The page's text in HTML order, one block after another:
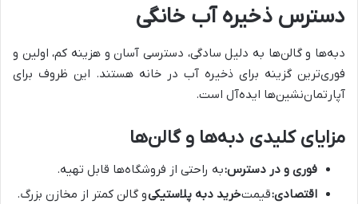
دسترس ذخیره آب خانگی
دبه‌ها و گالن‌ها به دلیل سادگی، دسترسی آسان و هزینه کم، اولین و
فوری‌ترین گزینه برای ذخیره آب در خانه هستند. این ظروف برای
آپارتمان‌نشین‌ها ایده‌آل است.
مزایای کلیدی دبه‌ها و گالن‌ها
فوری و در دسترس:به راحتی از فروشگاه‌ها قابل تهیه.
اقتصادی:قیمتخرید دبه پلاستیکیو گالن کمتر از مخازن بزرگ.